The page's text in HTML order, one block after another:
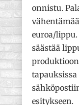
onnistu.
euroa/
säästää
esitykseen.